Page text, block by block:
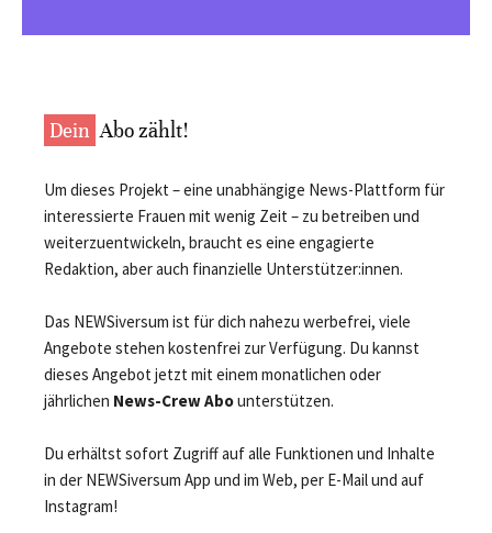
Dein Abo zählt!
Um dieses Projekt – eine unabhängige News-Plattform für
interessierte Frauen mit wenig Zeit – zu betreiben und
weiterzuentwickeln, braucht es eine engagierte
Redaktion, aber auch finanzielle Unterstützer:innen.
Das NEWSiversum ist für dich nahezu werbefrei, viele
Angebote stehen kostenfrei zur Verfügung. Du kannst
dieses Angebot jetzt mit einem monatlichen oder
jährlichen News-Crew Abounterstützen.
Du erhältst sofort Zugriff auf alle Funktionen und Inhalte
in der NEWSiversum App und im Web, per E-Mail und auf
Instagram!